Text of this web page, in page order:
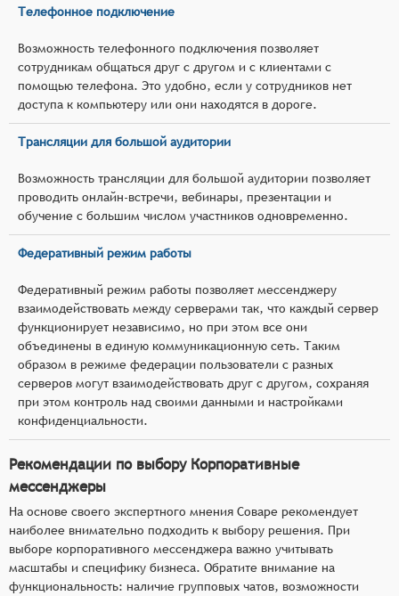
Телефонное подключение
Возможность телефонного подключения позволяет
сотрудникам общаться друг с другом и с клиентами с
помощью телефона. Это удобно, если у сотрудников нет
доступа к компьютеру или они находятся в дороге.
Трансляции для большой аудитории
Возможность трансляции для большой аудитории позволяет
проводить онлайн-встречи, вебинары, презентации и
обучение с большим числом участников одновременно.
Федеративный режим работы
Федеративный режим работы позволяет мессенджеру
взаимодействовать между серверами так, что каждый сервер
функционирует независимо, но при этом все они
объединены в единую коммуникационную сеть. Таким
образом в режиме федерации пользователи с разных
серверов могут взаимодействовать друг с другом, сохраняя
при этом контроль над своими данными и настройками
конфиденциальности.
Рекомендации по выбору Корпоративные
мессенджеры
На основе своего экспертного мнения Соваре рекомендует
наиболее внимательно подходить к выбору решения. При
выборе корпоративного мессенджера важно учитывать
масштабы и специфику бизнеса. Обратите внимание на
функциональность: наличие групповых чатов, возможности